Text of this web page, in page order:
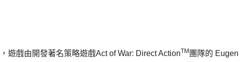
遊戲由開發著名策略遊戲Act of War: Direct ActionTM 團隊的 Eugen